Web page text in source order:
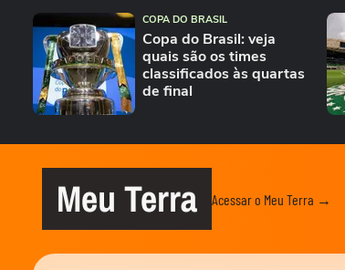
COPA DO BRASIL
Copa do Brasil: veja
quais são os times
classificados às quartas
de final
Meu Terra Acessar o Meu Terra →